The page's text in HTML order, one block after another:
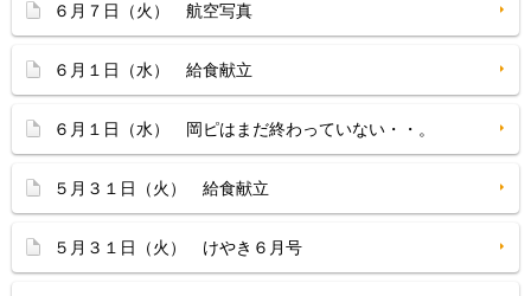
６月７日（火） 航空写真
６月１日（水） 給食献立
６月１日（水） 岡ピはまだ終わっていない・・。
５月３１日（火） 給食献立
５月３１日（火） けやき６月号